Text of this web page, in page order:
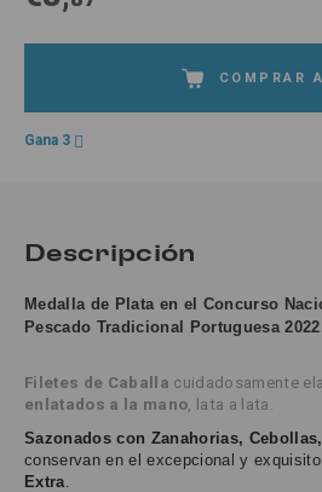
COMPRAR
Gana 3
Descripción
Medalla de Plata en el Concurso
Pescado Tradicional Portuguesa
Filetes de Caballa cuidadosamente
enlatados a la mano , lata a lata.
Sazonados con Zanahorias,
conservan en el excepcional y exquisito
Extra